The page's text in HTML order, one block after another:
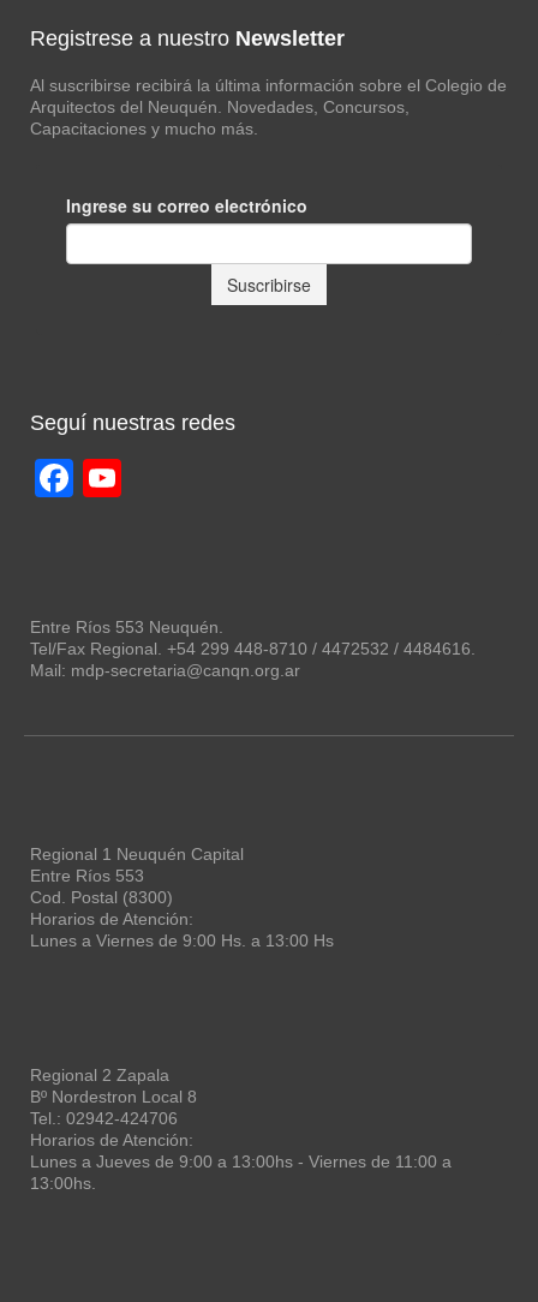
Registrese a nuestro Newsletter
Al suscribirse recibirá la última información sobre el Colegio de
Arquitectos del Neuquén. Novedades, Concursos,
Capacitaciones y mucho más.
Seguí nuestras redes
Facebook
Entre Ríos 553 Neuquén.
Tel/Fax Regional. +54 299 448-8710 / 4472532 / 4484616.
Mail: mdp-secretaria@canqn.org.ar
Regional 1 Neuquén Capital
Entre Ríos 553
Cod. Postal (8300)
Horarios de Atención:
Lunes a Viernes de 9:00 Hs. a 13:00 Hs
Regional 2 Zapala
Bº Nordestron Local 8
Tel.: 02942-424706
Horarios de Atención:
Lunes a Jueves de 9:00 a 13:00hs - Viernes de 11:00 a
13:00hs.